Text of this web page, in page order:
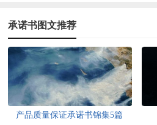
承诺书图文推荐
产品质量保证承诺书锦集5篇